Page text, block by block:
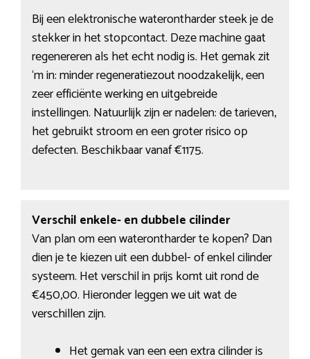
Bij een elektronische waterontharder steek je de
stekker in het stopcontact. Deze machine gaat
regenereren als het echt nodig is. Het gemak zit
‘m in: minder regeneratiezout noodzakelijk, een
zeer efficiënte werking en uitgebreide
instellingen. Natuurlijk zijn er nadelen: de tarieven,
het gebruikt stroom en een groter risico op
defecten. Beschikbaar vanaf €1175.
Verschil enkele- en dubbele cilinder
Van plan om een waterontharder te kopen? Dan
dien je te kiezen uit een dubbel- of enkel cilinder
systeem. Het verschil in prijs komt uit rond de
€450,00. Hieronder leggen we uit wat de
verschillen zijn.
Het gemak van een een extra cilinder is